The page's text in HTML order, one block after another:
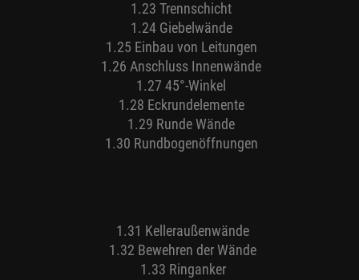
1.23 Trennschicht
1.24 Giebelwände
1.25 Einbau von Leitungen
1.26 Anschluss Innenwände
1.27 45°-Winkel
1.28 Eckrundelemente
1.29 Runde Wände
1.30 Rundbogenöffnungen
1.31 Kelleraußenwände
1.32 Bewehren der Wände
1.33 Ringanker